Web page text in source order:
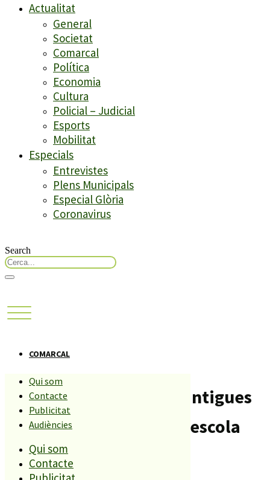
Actualitat
General
Societat
Comarcal
Política
Economia
Cultura
Policial – Judicial
Esports
Mobilitat
Especials
Entrevistes
Plens Municipals
Especial Glòria
Coronavirus
Search
Qui som
Contacte
Publicitat
Audiències
Qui som
Contacte
COMARCAL
Malgrat reformarà les antigues
cases dels mestres de l’escola
Montserrat